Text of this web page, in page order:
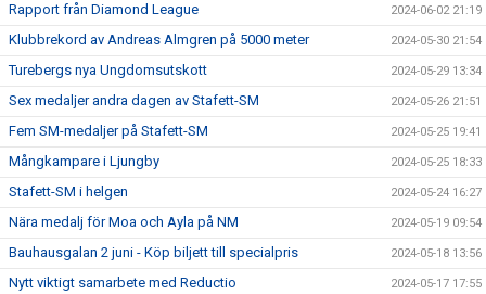
Rapport från Diamond League 2024-06-02 21:19
Klubbrekord av Andreas Almgren på 5000 meter 2024-05-30 21:54
Turebergs nya Ungdomsutskott 2024-05-29 13:34
Sex medaljer andra dagen av Stafett-SM 2024-05-26 21:51
Fem SM-medaljer på Stafett-SM 2024-05-25 19:41
Mångkampare i Ljungby 2024-05-25 18:33
Stafett-SM i helgen 2024-05-24 16:27
Nära medalj för Moa och Ayla på NM 2024-05-19 09:54
Bauhausgalan 2 juni - Köp biljett till specialpris 2024-05-18 13:56
Nytt viktigt samarbete med Reductio 2024-05-17 17:55